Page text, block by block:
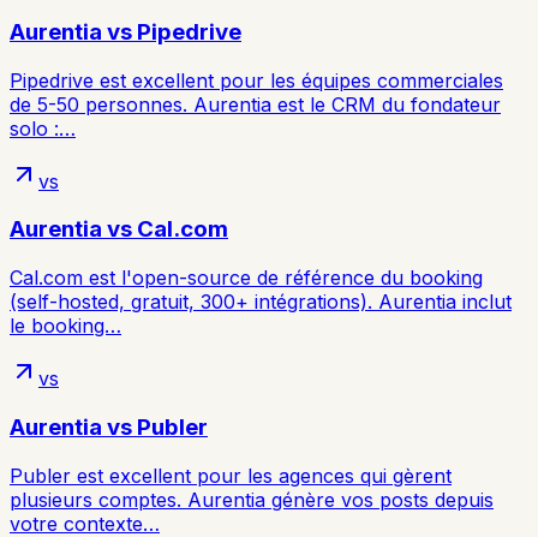
Aurentia vs Pipedrive
Pipedrive est excellent pour les équipes commerciales
de 5-50 personnes. Aurentia est le CRM du fondateur
solo :…
vs
Aurentia vs Cal.com
Cal.com est l'open-source de référence du booking
(self-hosted, gratuit, 300+ intégrations). Aurentia inclut
le booking…
vs
Aurentia vs Publer
Publer est excellent pour les agences qui gèrent
plusieurs comptes. Aurentia génère vos posts depuis
votre contexte…